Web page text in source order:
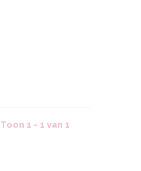
Toon 1 - 1 van 1